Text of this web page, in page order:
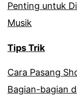
Penting untuk
Musik
Tips Trik
Cara Pasang
Bagian-bagian